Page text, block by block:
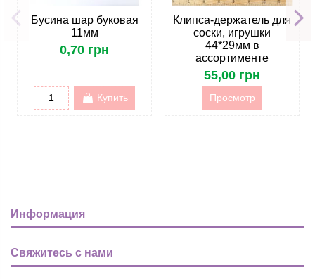
Бусина шар буковая
11мм
0,70 грн
Купить
Клипса-держатель для
соски, игрушки
44*29мм в
ассортименте
55,00 грн
Просмотр
Информация
Свяжитесь с нами